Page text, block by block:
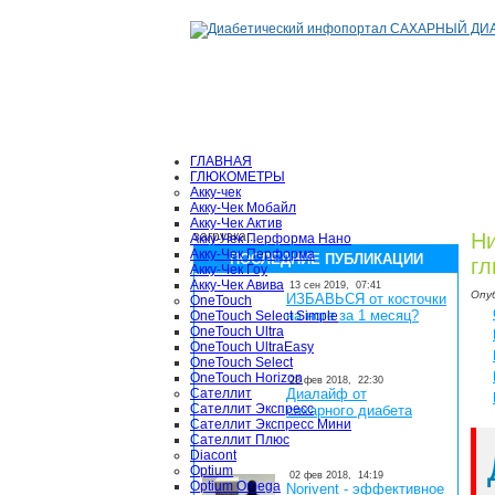
ГЛАВНАЯ
ГЛЮКОМЕТРЫ
Акку-чек
Акку-Чек Мобайл
Акку-Чек Актив
Акку-Чек Перформа Нано
Акку-Чек Перформа
Акку-Чек Гоу
Акку-Чек Авива
OneTouch
OneTouch Select Simple
OneTouch Ultra
OneTouch UltraEasy
OneTouch Select
OneTouch Horizon
Сателлит
Сателлит Экспресс
Сателлит Экспресс Мини
Сателлит Плюс
Diacont
Optium
Optium Omega
загрузка...
ПОСЛЕДНИЕ ПУБЛИКАЦИИ
13 сен 2019, 07:41
ИЗБАВЬСЯ от косточки
на ноге за 1 месяц?
28 фев 2018, 22:30
Диалайф от
сахарного диабета
02 фев 2018, 14:19
Norivent - эффективное